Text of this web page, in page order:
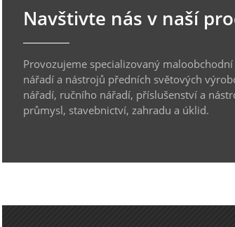
Navštivte nás v naší
Provozujeme specializovaný
nářadí a nástrojů předních světových
nářadí, ručního nářadí, příslušenství a
průmysl, stavebnictví, zahradu a úklid.